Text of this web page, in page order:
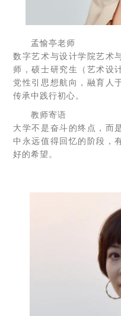
孟愉亭老师
数字艺术与设计学院艺术
师，硕士研究生（艺术设
党性引思想航向，融育人
传承中践行初心。
教师寄语
大学不是奋斗的终点，而
中永远值得回忆的阶段，
好的希望。